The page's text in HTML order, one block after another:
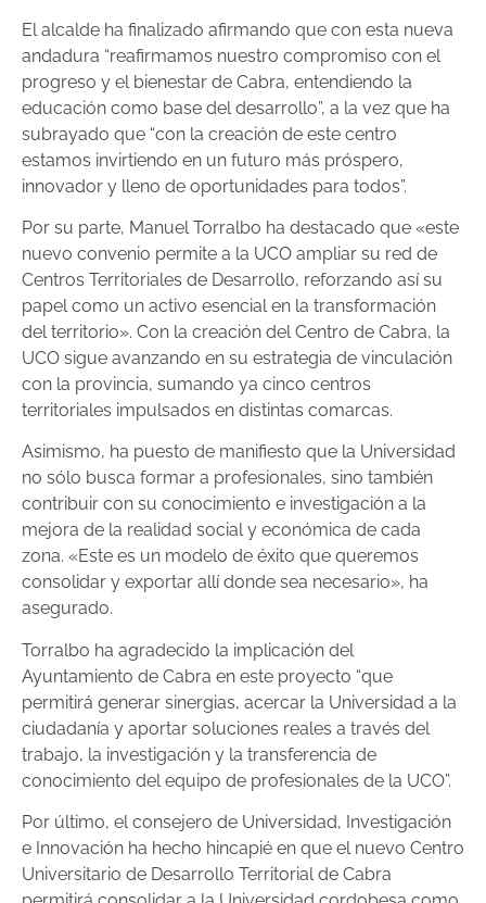
El alcalde ha finalizado afirmando que con esta nueva
andadura “reafirmamos nuestro compromiso con el
progreso y el bienestar de Cabra, entendiendo la
educación como base del desarrollo”, a la vez que ha
subrayado que “con la creación de este centro
estamos invirtiendo en un futuro más próspero,
innovador y lleno de oportunidades para todos”.
Por su parte, Manuel Torralbo ha destacado que «este
nuevo convenio permite a la UCO ampliar su red de
Centros Territoriales de Desarrollo, reforzando así su
papel como un activo esencial en la transformación
del territorio». Con la creación del Centro de Cabra, la
UCO sigue avanzando en su estrategia de vinculación
con la provincia, sumando ya cinco centros
territoriales impulsados en distintas comarcas.
Asimismo, ha puesto de manifiesto que la Universidad
no sólo busca formar a profesionales, sino también
contribuir con su conocimiento e investigación a la
mejora de la realidad social y económica de cada
zona. «Este es un modelo de éxito que queremos
consolidar y exportar allí donde sea necesario», ha
asegurado.
Torralbo ha agradecido la implicación del
Ayuntamiento de Cabra en este proyecto “que
permitirá generar sinergias, acercar la Universidad a la
ciudadanía y aportar soluciones reales a través del
trabajo, la investigación y la transferencia de
conocimiento del equipo de profesionales de la UCO”.
Por último, el consejero de Universidad, Investigación
e Innovación ha hecho hincapié en que el nuevo Centro
Universitario de Desarrollo Territorial de Cabra